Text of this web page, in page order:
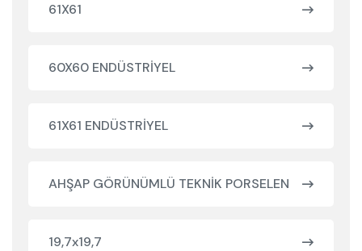
61X61
60X60 ENDÜSTRİYEL
61X61 ENDÜSTRİYEL
AHŞAP GÖRÜNÜMLÜ TEKNİK PORSELEN
19,7x19,7